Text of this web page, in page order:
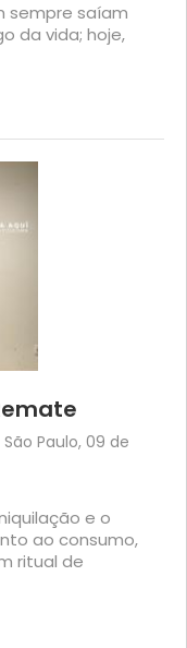
sempre saíam
da vida; hoje,
Paulo, 09 de
e o
ao consumo,
ritual de